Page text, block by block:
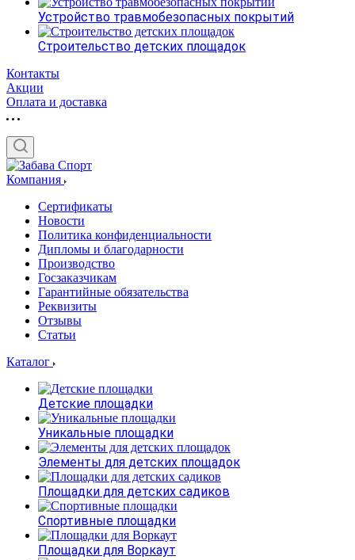
Устройство травмобезопасных покрытий
Строительство детских площадок
Контакты
Акции
Оплата и доставка
Компания
Сертификаты
Новости
Политика конфиденциальности
Дипломы и благодарности
Производство
Госзаказчикам
Гарантийные обязательства
Реквизиты
Отзывы
Статьи
Каталог
Детские площадки
Уникальные площадки
Элементы для детских площадок
Площадки для детских садиков
Спортивные площадки
Площадки для Воркаут